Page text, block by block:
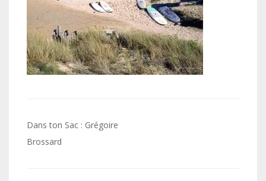
Navigation
de
Dans ton Sac : Grégoire
Brossard